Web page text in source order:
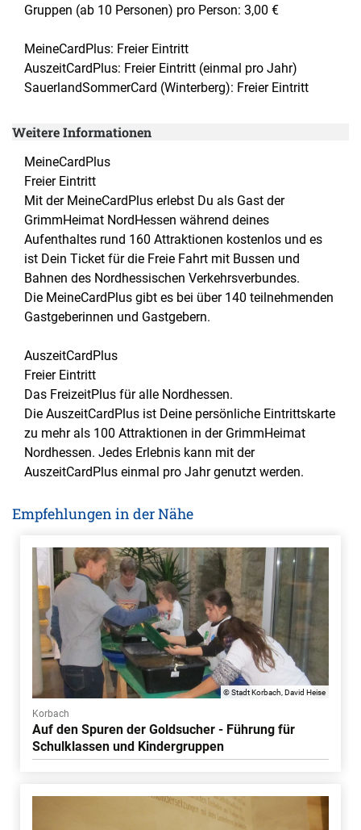
Gruppen (ab 10 Personen) pro Person: 3,00 €
MeineCardPlus: Freier Eintritt
AuszeitCardPlus: Freier Eintritt (einmal pro Jahr)
SauerlandSommerCard (Winterberg): Freier Eintritt
Weitere Informationen
MeineCardPlus
Freier Eintritt
Mit der MeineCardPlus erlebst Du als Gast der
GrimmHeimat NordHessen während deines
Aufenthaltes rund 160 Attraktionen kostenlos und es
ist Dein Ticket für die Freie Fahrt mit Bussen und
Bahnen des Nordhessischen Verkehrsverbundes.
Die MeineCardPlus gibt es bei über 140 teilnehmenden
Gastgeberinnen und Gastgebern.
AuszeitCardPlus
Freier Eintritt
Das FreizeitPlus für alle Nordhessen.
Die AuszeitCardPlus ist Deine persönliche Eintrittskarte
zu mehr als 100 Attraktionen in der GrimmHeimat
Nordhessen. Jedes Erlebnis kann mit der
AuszeitCardPlus einmal pro Jahr genutzt werden.
Empfehlungen in der Nähe
© Stadt Korbach, David Heise
Korbach
Auf den Spuren der Goldsucher - Führung für
Schulklassen und Kindergruppen